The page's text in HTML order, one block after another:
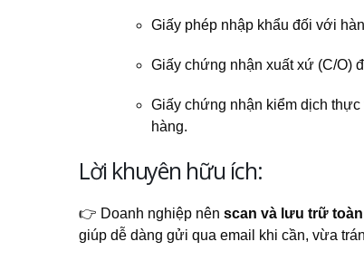
Giấy phép nhập khẩu đối với
Giấy chứng nhận xuất xứ (C/O)
Giấy chứng nhận kiểm dịch
hàng.
Lời khuyên hữu ích:
👉 Doanh nghiệp nên scan và lưu trữ
giúp dễ dàng gửi qua email khi cần, vừa